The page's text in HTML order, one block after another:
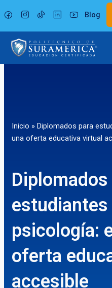
al
contenido
Blog
Inicio » Diplomados para
una oferta educativa virtual
Diplomados
estudiantes
psicología:
oferta
accesible